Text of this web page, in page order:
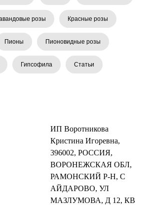
розы Красные розы
Пионы Пионовидные розы
Гипсофила Статьи
ИП Воротникова
Кристина Игоревна,
396002, РОССИЯ,
ВОРОНЕЖСКАЯ ОБЛ,
РАМОНСКИЙ Р-Н, С
АЙДАРОВО, УЛ
МАЗЛУМОВА, Д 12, КВ